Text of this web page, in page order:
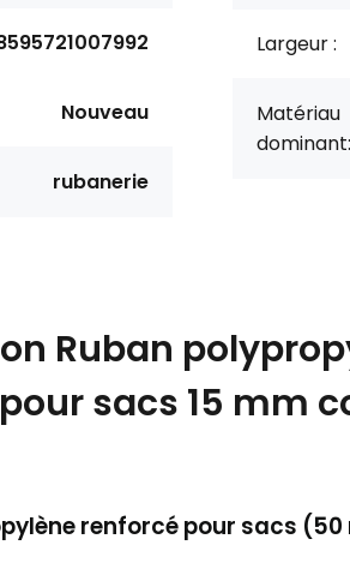
Nouveau
rubanerie
Largeur :
Matériau
dominant:
Ruban
sacs 15 mm
renforcé pour sacs